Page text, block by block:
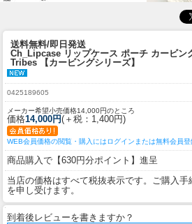
送料無料/即日発送
Ch_Lipcase リップケース ポーチ カービン
Tribes 【カービングシリーズ】
0425189605
メーカー希望小売価格14,000円のところ
価格14,000円(＋税：1,400円)
WEB会員価格の閲覧・購入にはログインまたは無料会員
商品購入で【630円分ポイント】進呈
当店の価格はすべて税抜表示です。ご購入
を申し受けます。
到着後レビューを書きますか？